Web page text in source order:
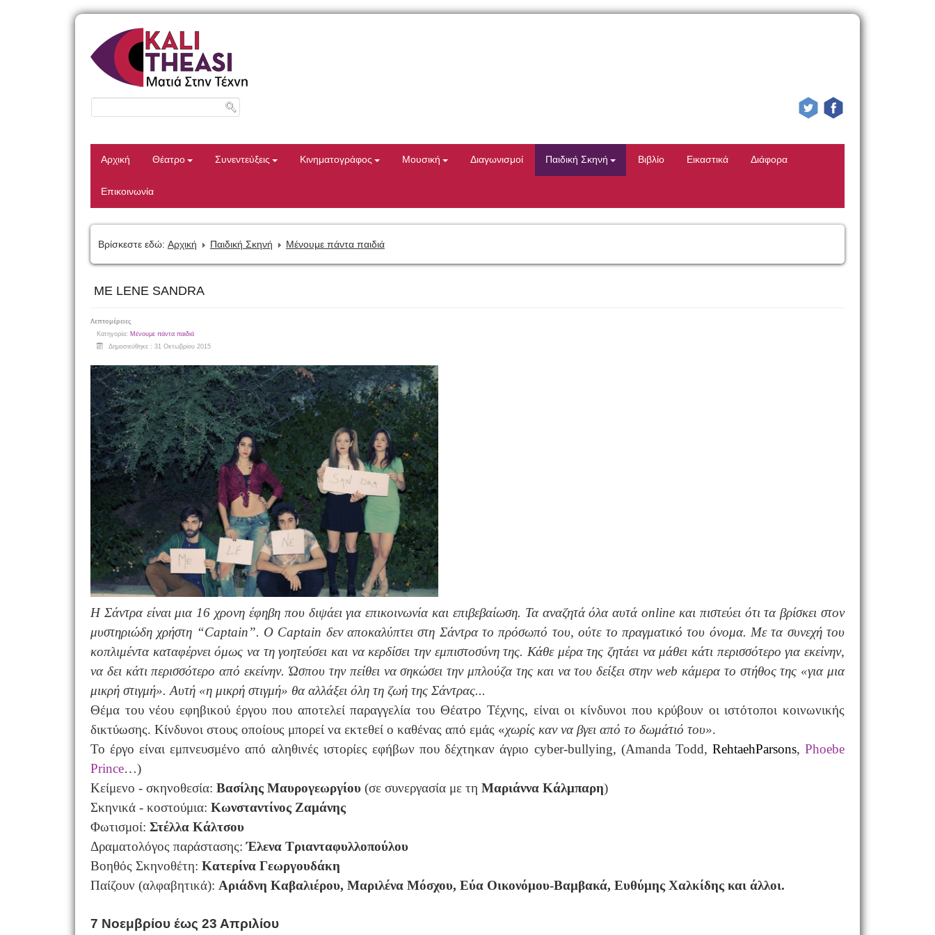
Αρχική Θέατρο Συνεντεύξεις Κινηματογράφος Μουσική Διαγωνισμοί Παιδική Σκηνή Βιβλίο Εικαστικά Διάφορα
Επικοινωνία
Βρίσκεστε εδώ: Αρχική Παιδική Σκηνή Μένουμε πάντα παιδιά
ME LENE SANDRA
Λεπτομέρειες
Κατηγορία: Μένουμε πάντα παιδιά
Δημοσιεύθηκε : 31 Οκτωβρίου 2015
Η Σάντρα είναι μια 16 χρονη έφηβη που διψάει για επικοινωνία και επιβεβαίωση. Τα αναζητά όλα αυτάonline και πιστεύει ότι τα βρίσκει στον
μυστηριώδη χρήστη “Captain”. Ο Captain δεν αποκαλύπτει στη Σάντρα το πρόσωπό του, ούτε το πραγματικό του όνομα. Με τα συνεχή του
κοπλιμέντα καταφέρνει όμως να τη γοητεύσει και να κερδίσει την εμπιστοσύνη της. Κάθε μέρα της ζητάει να μάθει κάτι περισσότερο για εκείνην,
να δει κάτι περισσότερο από εκείνην. Ώσπου την πείθει να σηκώσει την μπλούζα της και να του δείξει στηνweb κάμερα το στήθος της «για μια
μικρή στιγμή». Αυτή «η μικρή στιγμή» θα αλλάξει όλη τη ζωή της Σάντρας...
Θέμα του νέου εφηβικού έργου που αποτελεί παραγγελία του Θέατρο Τέχνης, είναι οι κίνδυνοι που κρύβoυν οι ιστότοποι κοινωνικής
δικτύωσης. Κίνδυνοι στους οποίους μπορεί να εκτεθεί ο καθένας από εμάς «χωρίς καν να βγει από το δωμάτιό του».
Το έργο είναι εμπνευσμένο από αληθινές ιστορίες εφήβων που δέχτηκαν άγριο cyber-bullying, (Amanda Todd, RehtaehParsons,Phoebe
Prince…)
Κείμενο - σκηνοθεσία: Βασίλης Μαυρογεωργίου (σε συνεργασία με τη Μαριάννα Κάλμπαρη)
Σκηνικά - κοστούμια: Κωνσταντίνος Ζαμάνης
Φωτισμοί: Στέλλα Κάλτσου
Δραματολόγος παράστασης:Έλενα Τριανταφυλλοπούλου
Βοηθός Σκηνοθέτη: Κατερίνα Γεωργουδάκη
Παίζουν (αλφαβητικά): Αριάδνη Καβαλιέρου, Μαριλένα Μόσχου, Εύα Οικονόμου-Βαμβακά, Ευθύμης Χαλκίδης και άλλοι.
7 Νοεμβρίου έως 23 Απριλίου